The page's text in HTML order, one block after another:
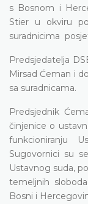
s Bosnom i
Stier u okviru
suradnicima
Predsjedatelja
Mirsad Ćeman i
sa suradnicama.
Predsjednik
činjenice o
funkcioniranju
Sugovornici su
Ustavnog suda,
temeljnih
Bosni i